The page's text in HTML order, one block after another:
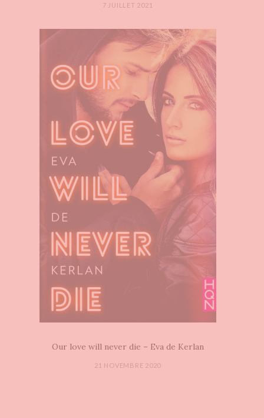
7 JUILLET 2021
Our love will never die – Eva de Kerlan
21 NOVEMBRE 2020